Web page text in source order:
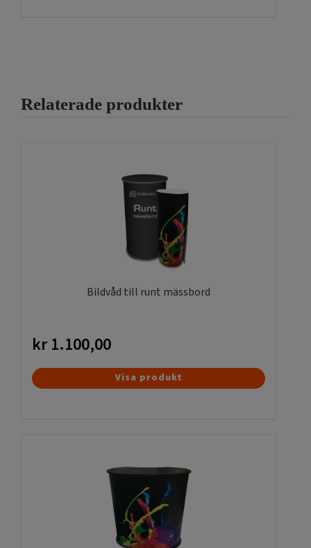
alternativen
produktsidan
Relaterade produkter
Bildvåd till runt mässbord
kr1.100,00
Visa produkt